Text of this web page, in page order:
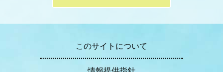
このサイトについて